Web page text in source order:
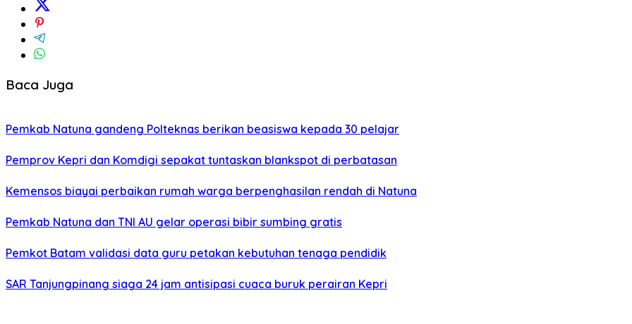
Baca Juga
Pemkab Natuna gandeng Polteknas berikan beasiswa kepada 30 pelajar
Pemprov Kepri dan Komdigi sepakat tuntaskan blankspot di perbatasan
Kemensos biayai perbaikan rumah warga berpenghasilan rendah di Natuna
Pemkab Natuna dan TNI AU gelar operasi bibir sumbing gratis
Pemkot Batam validasi data guru petakan kebutuhan tenaga pendidik
SAR Tanjungpinang siaga 24 jam antisipasi cuaca buruk perairan Kepri